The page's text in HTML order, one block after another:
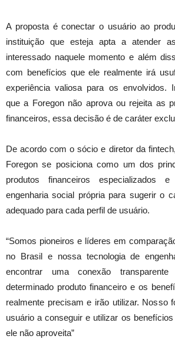
A proposta é conectar o usuário ao
instituição que esteja apta a atender
interessado naquele momento e além
com benefícios que ele realmente irá
experiência valiosa para os envolvidos.
que a Foregon não aprova ou rejeita as
financeiros, essa decisão é de caráter
De acordo com o sócio e diretor da
Foregon se posiciona como um dos
produtos financeiros especializados
engenharia social própria para sugerir o
adequado para cada perfil de usuário.
“Somos pioneiros e líderes em
no Brasil e nossa tecnologia de
encontrar uma conexão
determinado produto financeiro e os
realmente precisam e irão utilizar. Nosso
usuário a conseguir e utilizar os
ele não aproveita”